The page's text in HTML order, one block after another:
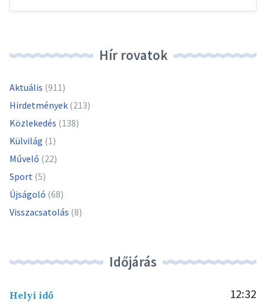
Hír rovatok
Aktuális (911)
Hirdetmények (213)
Közlekedés (138)
Külvilág (1)
Művelő (22)
Sport (5)
Újságoló (68)
Visszacsatolás (8)
Időjárás
Helyi idő 12:32